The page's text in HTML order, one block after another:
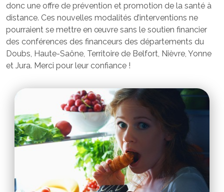
donc une offre de prévention et promotion de la santé à
distance. Ces nouvelles modalités d’interventions ne
pourraient se mettre en œuvre sans le soutien financier
des conférences des financeurs des départements du
Doubs, Haute-Saône, Territoire de Belfort, Nièvre, Yonne
et Jura. Merci pour leur confiance !